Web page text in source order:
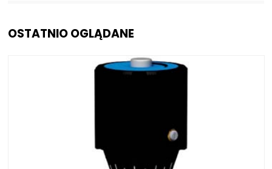
OSTATNIO OGLĄDANE